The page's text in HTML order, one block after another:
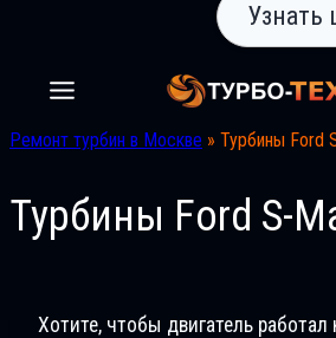
Узнать
Ремонт турбин в Москве » Турбины Ford
Турбины Ford S-
Хотите, чтобы двигатель